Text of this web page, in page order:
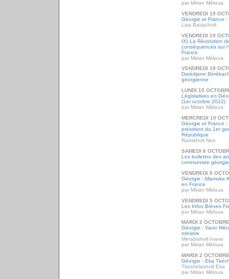
par Mirian Méloua
VENDREDI 19
Géorgie et France :
Lisa Batiachvili
VENDREDI 19
IX) La Révolution
conséquences sur
France
par Mirian Méloua
VENDREDI 19
Darédjane
géorgienne
LUNDI 15
Législatives en
(1er octobre 2012)
par Mirian Méloua
MERCREDI 10
Géorgie et France :
président du 1er
République
Ramishvili Noe
SAMEDI 6
Les bulletins des
communiste
VENDREDI 5
Géorgie : Mamuka
en France
par Mirian Méloua
VENDREDI 5
Les Infos Brèves
par Mirian Méloua
MARDI 2
Géorgie : Vano
ministre
Merabishvili Ivane
par Mirian Méloua
MARDI 2
Géorgie : Eka
Tkeshelashvili Eka
par Mirian Méloua